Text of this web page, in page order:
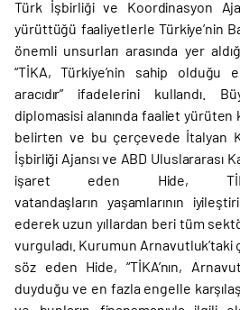
Türk İşbirliği ve Koordinasyon
yürüttüğü faaliyetlerle Türkiye’nin
önemli unsurları arasında yer
“TİKA, Türkiye’nin sahip olduğu
aracıdır” ifadelerini kullandı.
diplomasisi alanında faaliet
belirten ve bu çerçevede İtalyan
İşbirliği Ajansı ve ABD Uluslararası
işaret eden Hide,
vatandaşların yaşamlarının
ederek uzun yıllardan beri tüm
vurguladı. Kurumun Arnavutluk’taki
söz eden Hide, “TİKA’nın,
duyduğu ve en fazla engelle